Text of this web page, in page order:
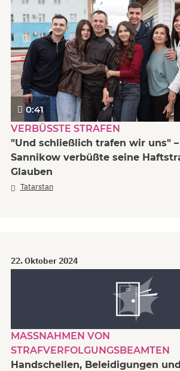
0:41
VERBÜSSTE STRAFEN
"Und schließlich trafen wir uns"
Sannikow verbüßte seine
Glauben
Tatarstan
22. Oktober 2024
MASSNAHMEN VON S
TRAFVERFOLGUNGSBEAMTEN
Handschellen, Beleidigungen und